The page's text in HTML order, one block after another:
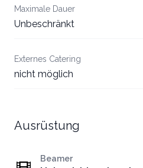
Maximale Dauer
Unbeschränkt
Externes Catering
nicht möglich
Ausrüstung
Beamer